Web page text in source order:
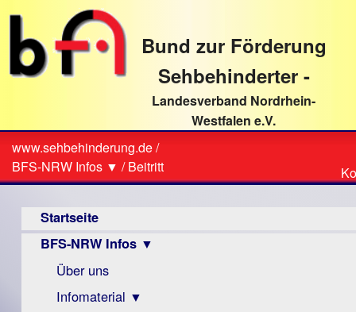
direkt
Textinhalt
Bund zur Förderung
Sehbehinderter -
Landesverband Nordrhein-
Westfalen e.V.
Sie
sind
hier
www.sehbehinderung.de/
BFS-NRW Infos ▼ /Beitritt
Startseite
BFS-NRW Infos ▼
Über uns
Infomaterial ▼